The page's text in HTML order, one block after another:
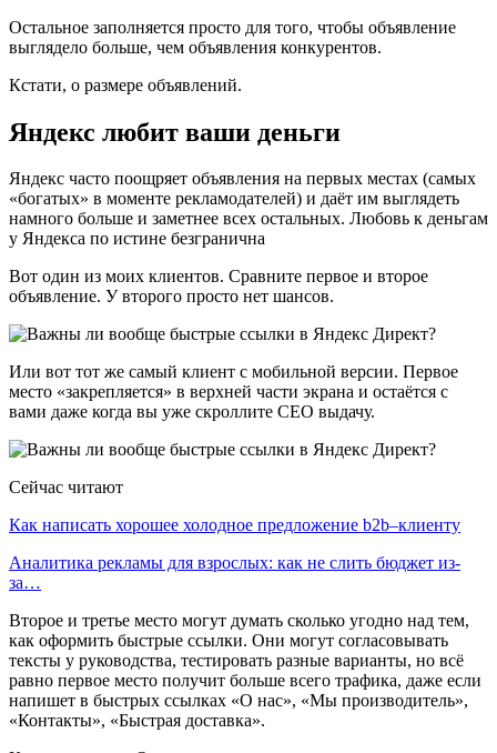
Остальное заполняется просто для того, чтобы объявление
выглядело больше, чем объявления конкурентов.
Кстати, о размере объявлений.
Яндекс любит ваши деньги
Яндекс часто поощряет объявления на первых местах (самых
«богатых» в моменте рекламодателей) и даёт им выглядеть
намного больше и заметнее всех остальных. Любовь к деньгам
у Яндекса по истине безгранична
Вот один из моих клиентов. Сравните первое и второе
объявление. У второго просто нет шансов.
Или вот тот же самый клиент с мобильной версии. Первое
место «закрепляется» в верхней части экрана и остаётся с
вами даже когда вы уже скроллите СЕО выдачу.
Сейчас читают
Как написать хорошее холодное предложение b2b–клиенту
Аналитика рекламы для взрослых: как не слить бюджет из-
за…
Второе и третье место могут думать сколько угодно над тем,
как оформить быстрые ссылки. Они могут согласовывать
тексты у руководства, тестировать разные варианты, но всё
равно первое место получит больше всего трафика, даже если
напишет в быстрых ссылках «О нас», «Мы производитель»,
«Контакты», «Быстрая доставка».